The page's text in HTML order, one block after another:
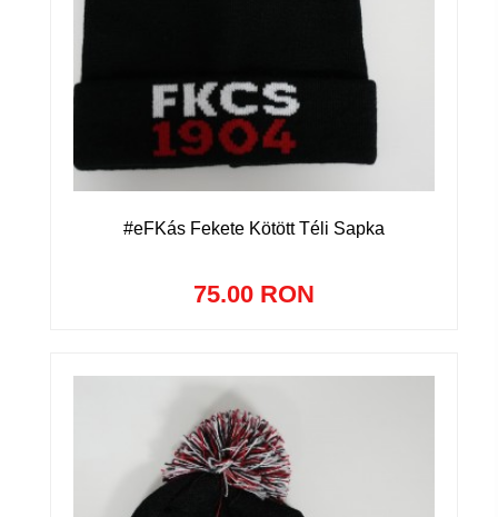
#eFKás Fekete Kötött Téli Sapka
75.00 RON